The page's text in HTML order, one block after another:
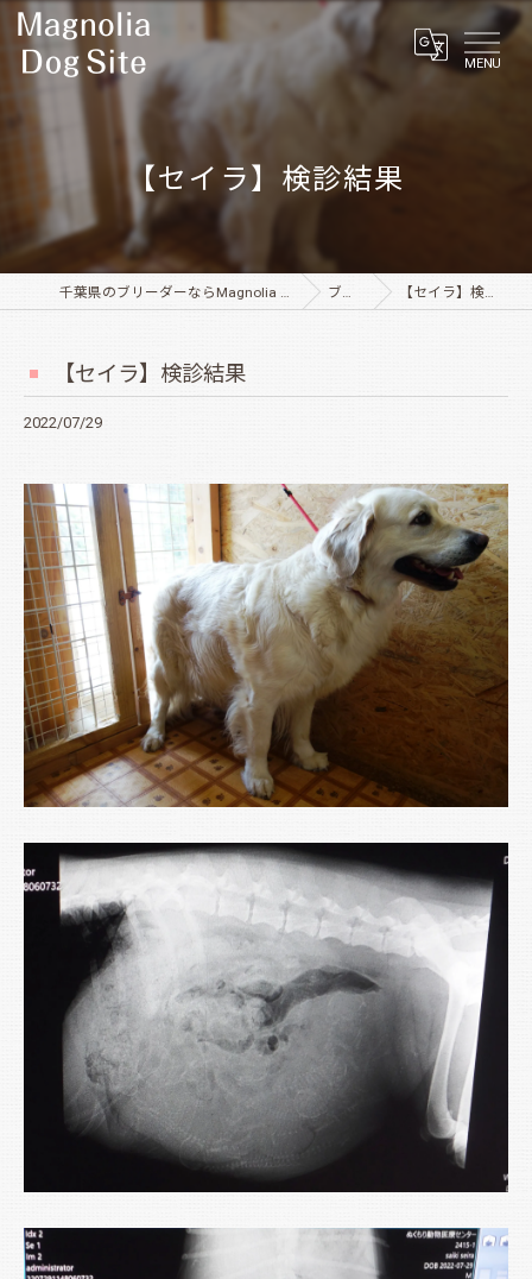
MENU
【セイラ】検診結果
千葉県のブリーダーならMagnolia Dog Site ブログ 【セイラ】検診結果
【セイラ】検診結果
2022/07/29